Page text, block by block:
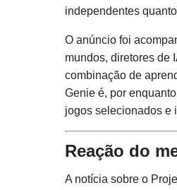
independentes
O anúncio foi
mundos, diretores de
combinação de
Genie é, por
jogos selecionados e
Reação do
A notícia sobre o